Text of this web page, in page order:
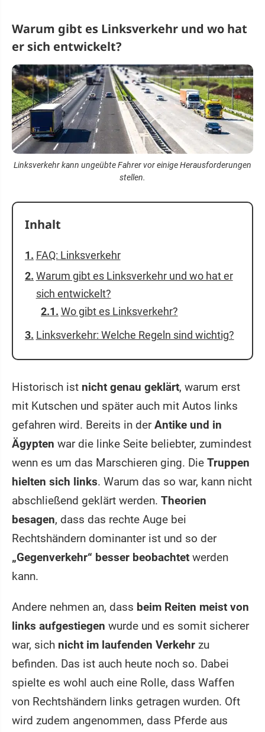
Warum gibt es Linksverkehr und wo hat
er sich entwickelt?
Linksverkehr kann ungeübte Fahrer vor einige Herausforderungen
stellen.
Inhalt
FAQ: Linksverkehr
Warum gibt es Linksverkehr und wo hat er
sich entwickelt?
Wo gibt es Linksverkehr?
Linksverkehr: Welche Regeln sind wichtig?
Historisch ist nicht genau geklärt, warum erst
mit Kutschen und später auch mit Autos links
gefahren wird. Bereits in derAntike und in
Ägypten war die linke Seite beliebter, zumindest
wenn es um das Marschieren ging. Die Truppen
hielten sich links. Warum das so war, kann nicht
abschließend geklärt werden. Theorien
besagen, dass das rechte Auge bei
Rechtshändern dominanter ist und so der
„Gegenverkehr“ besser beobachtet werden
kann.
Andere nehmen an, dass beim Reiten meist von
links aufgestiegen wurde und es somit sicherer
war, sich nicht im laufenden Verkehr zu
befinden. Das ist auch heute noch so. Dabei
spielte es wohl auch eine Rolle, dass Waffen
von Rechtshändern links getragen wurden. Oft
wird zudem angenommen, dass Pferde aus